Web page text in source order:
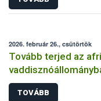
2026. február 26., csütörtök
Tovább terjed az
TOVÁBB